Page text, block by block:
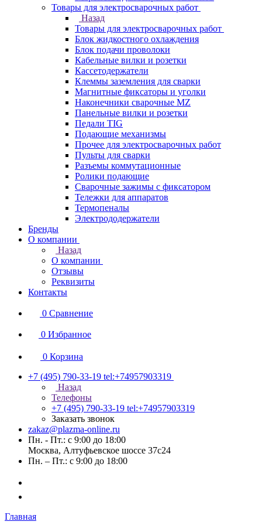
Товары для электросварочных работ
Назад
Товары для электросварочных работ
Блок жидкостного охлаждения
Блок подачи проволоки
Кабельные вилки и розетки
Кассетодержатели
Клеммы заземления для сварки
Магнитные фиксаторы и уголки
Наконечники сварочные MZ
Панельные вилки и розетки
Педали TIG
Подающие механизмы
Прочее для электросварочных работ
Пульты для сварки
Разъемы коммутационные
Ролики подающие
Сварочные зажимы с фиксатором
Тележки для аппаратов
Термопеналы
Электрододержатели
Бренды
О компании
Назад
О компании
Отзывы
Реквизиты
Контакты
0 Сравнение
0 Избранное
0 Корзина
+7 (495) 790-33-19 tel:+74957903319
Назад
Телефоны
+7 (495) 790-33-19 tel:+74957903319
Заказать звонок
zakaz@plazma-online.ru
Пн. - Пт.: с 9:00 до 18:00
Москва, Алтуфьевское шоссе 37с24
Пн. – Пт.: с 9:00 до 18:00
Главная